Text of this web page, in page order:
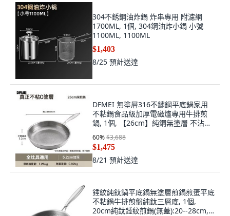
304不銹鋼油炸鍋 炸串專用 附濾網
1700ML, 1個, 304鋼油炸小鍋 小號
1100ML, 1100ML
$1,403
8/25 預計送達
DFMEI 無塗層316不鏽鋼平底鍋家用
不粘鍋食品級加厚電磁爐專用牛排煎
鍋, 1個, 【26cm】純鋼無塗層 不沾抗
凸(2-3人使用)不帶蓋:如圖, 1cm
60%$3,688
$1,475
8/21 預計送達
錘紋純鈦鍋平底鍋無塗層煎鍋煎蛋平底
不粘鍋牛排煎盤純鈦三層底, 1個,
20cm純鈦錘紋煎鍋(無蓋):20--28cm,